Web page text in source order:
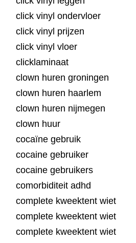
click vinyl ondervloer
click vinyl prijzen
click vinyl vloer
clicklaminaat
clown huren groningen
clown huren haarlem
clown huren nijmegen
clown huur
cocaïne gebruik
cocaine gebruiker
cocaine gebruikers
comorbiditeit adhd
complete kweektent wiet
complete kweektent wiet
complete kweektent wiet